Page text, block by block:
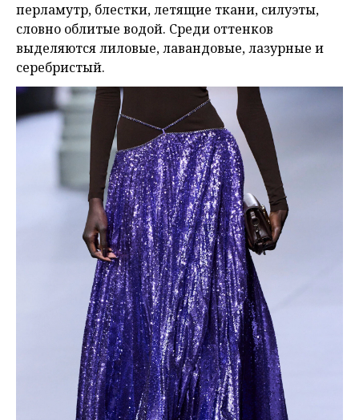
перламутр, блестки, летящие ткани, силуэты,
словно облитые водой. Среди оттенков
выделяются лиловые, лавандовые, лазурные и
серебристый.